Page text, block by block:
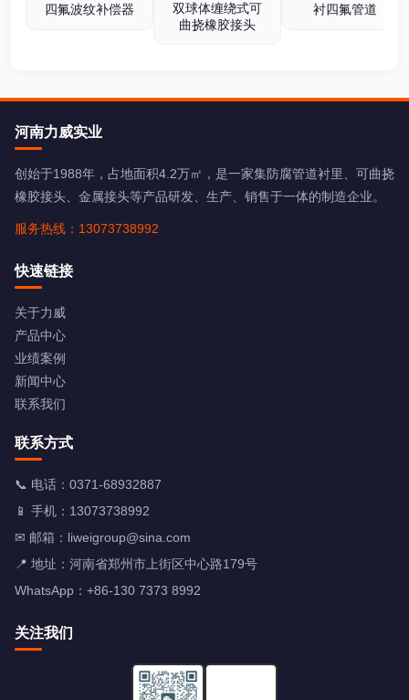
四氟波纹补偿器
双球体缠绕式可
曲挠橡胶接头
衬四氟管道
河南力威实业
创始于1988年，占地面积4.2万㎡，是一家集防腐管道衬里、可曲挠
橡胶接头、金属接头等产品研发、生产、销售于一体的制造企业。
服务热线：13073738992
快速链接
关于力威
产品中心
业绩案例
新闻中心
联系我们
联系方式
📞 电话： 0371-68932887
📱 手机： 13073738992
✉ 邮箱： liweigroup@sina.com
📍 地址：河南省郑州市上街区中心路179号
WhatsApp：+86-130 7373 8992
关注我们